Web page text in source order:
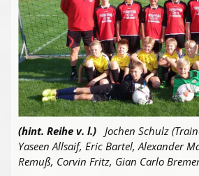
(hint. Reihe v. l.) Jochen Schulz
Yaseen Allsaif, Eric Bartel, Alexander
Remuß, Corvin Fritz, Gian Carlo